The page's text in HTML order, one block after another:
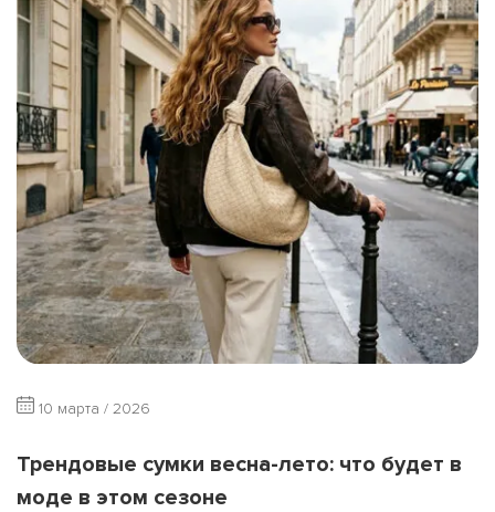
10 марта / 2026
Трендовые сумки весна-лето: что будет в
моде в этом сезоне